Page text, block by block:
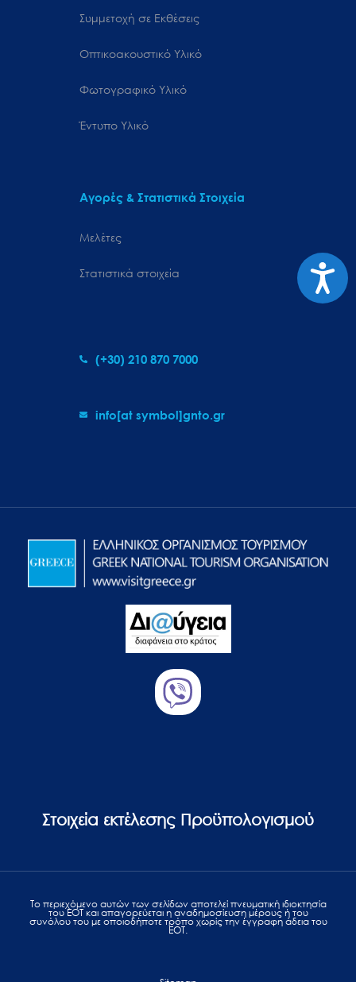
Συμμετοχή σε Εκθέσεις
Οπτικοακουστικό Υλικό
Φωτογραφικό Υλικό
Έντυπο Υλικό
Αγορές & Στατιστικά Στοιχεία
Μελέτες
Στατιστικά στοιχεία
(+30) 210 870 7000
info[at symbol]gnto.gr
Στοιχεία εκτέλεσης Προϋπολογισμού
Το περιεχόμενο αυτών των σελίδων αποτελεί πvευματική ιδιοκτησία
του ΕΟΤ και απαγορεύεται η αναδημοσίευση μέρους ή του
συνόλου του με οποιοδήποτε τρόπο χωρίς την έγγραφη άδεια του
ΕΟΤ.